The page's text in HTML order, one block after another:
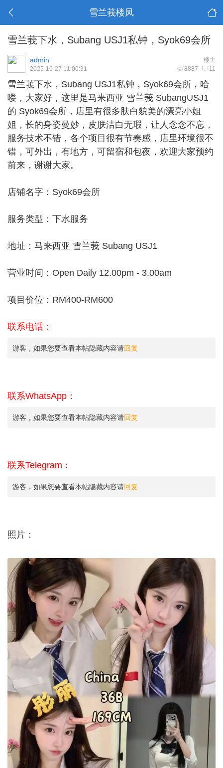
雪兰莪楼凤
雪兰莪下水，Subang USJ1私钟，Syok69会所
楼主
admin
8887 11
2025-10-27 11:00:31
雪兰莪下水 ，Subang USJ1私钟，Syok69会所，哈
喽，大家好，这里是马来西亚 雪兰莪 SubangUSJ1
的 Syok69会所，店里有很多肤白貌美的漂亮小姐
姐，长的身姿曼妙，皮肤洁白无瑕，让人念念不忘，
服务技术不错，各个项目很有节奏感，店里环境很不
错，可外出，有地方，可留宿和包夜，欢迎大家预约
前来，谢谢大家。
店铺名字：Syok69会所
服务类型：下水服务
地址：马来西亚 雪兰莪 Subang USJ1
营业时间：Open Daily 12.00pm - 3.00am
项目价位：RM400-RM600
联系电话：
游客，如果您要查看本帖隐藏内容请回复
联系WhatsApp：
游客，如果您要查看本帖隐藏内容请回复
联系Telegram：
游客，如果您要查看本帖隐藏内容请回复
照片：